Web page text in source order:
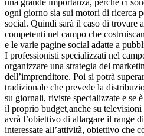
una grande importanza, perché ci
ogni giorno sia sui motori di ricerca
social. Quindi sarà il caso di trovare
competenti nel campo che
e le varie pagine social adatte a
I professionisti specializzati nel
organizzare una strategia del
dell’imprenditore. Poi si potrà
tradizionale che prevede la
su giornali, riviste specializzate e se
il proprio budget,anche su
avrà l’obiettivo di allargare il range
interessate all’attività, obiettivo che